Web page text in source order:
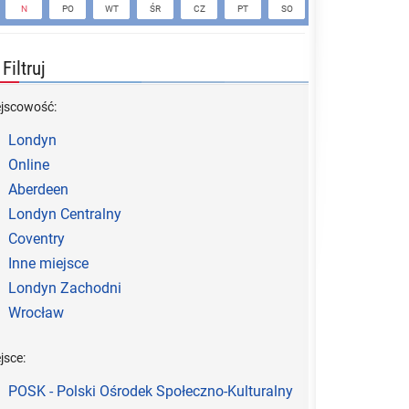
N PO WT ŚR CZ PT SO
Filtruj
Londyn
Online
Aberdeen
Londyn Centralny
Coventry
Inne miejsce
Londyn Zachodni
Wrocław
POSK - Polski Ośrodek Społeczno-Kulturalny